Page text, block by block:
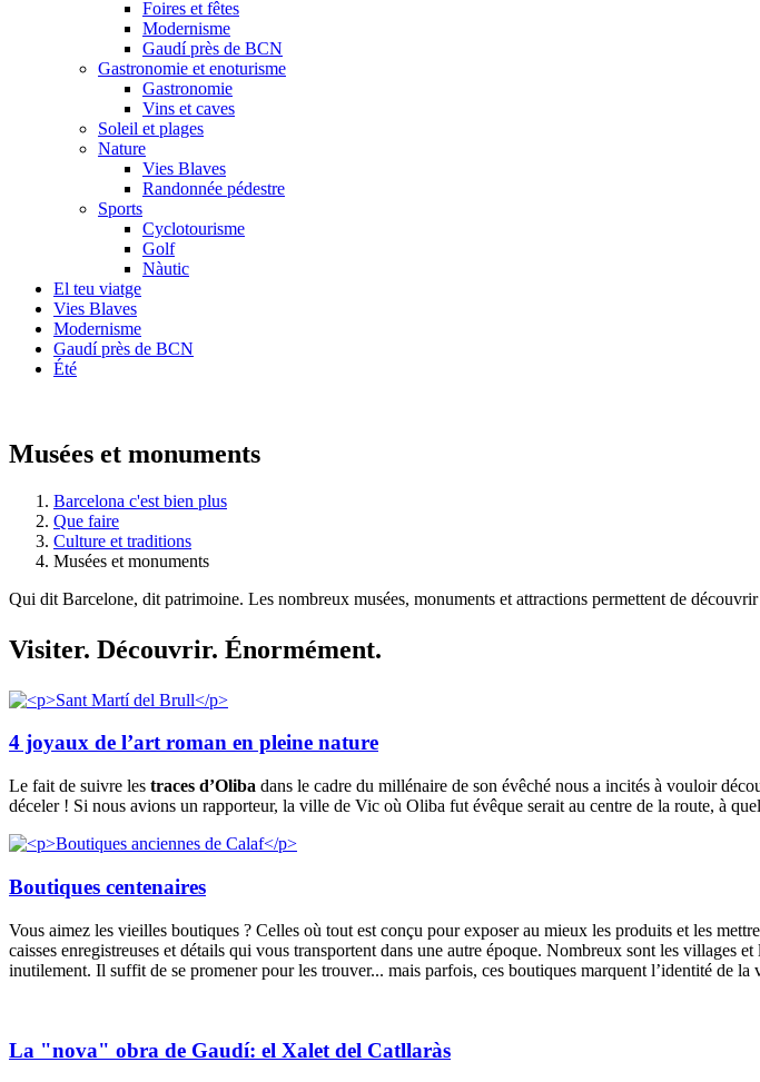
Foires et fêtes
Modernisme
Gaudí près de BCN
Gastronomie et enoturisme
Gastronomie
Vins et caves
Soleil et plages
Nature
Vies Blaves
Randonnée pédestre
Sports
Cyclotourisme
Golf
Nàutic
El teu viatge
Vies Blaves
Modernisme
Gaudí près de BCN
Été
Musées et monuments
Barcelona c'est bien plus
Que faire
Culture et traditions
Musées et monuments
Qui dit Barcelone, dit patrimoine. Les nombreux musées, monuments et attractions permettent de
Visiter. Découvrir. Énormément.
4 joyaux de l’art roman en pleine nature
Le fait de suivre les traces d’Oliba dans le cadre du millénaire de son évêché nous a incités à vouloir
déceler ! Si nous avions un rapporteur, la ville de Vic où Oliba fut évêque serait au centre de la route, à
Boutiques centenaires
Vous aimez les vieilles boutiques ? Celles où tout est conçu pour exposer au mieux les produits et les
caisses enregistreuses et détails qui vous transportent dans une autre époque. Nombreux sont les villages
inutilement. Il suffit de se promener pour les trouver... mais parfois, ces boutiques marquent l’identité de la
La "nova" obra de Gaudí: el Xalet del Catllaràs